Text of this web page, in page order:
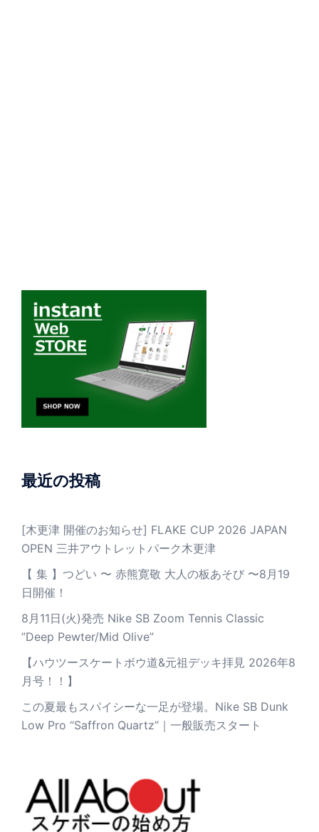
最近の投稿
[木更津 開催のお知らせ] FLAKE CUP 2026 JAPAN
OPEN 三井アウトレットパーク木更津
【 集 】つどい 〜 赤熊寛敬 大人の板あそび 〜8月19
日開催！
8月11日(火)発売 Nike SB Zoom Tennis Classic
”Deep Pewter/Mid Olive”
【ハウツースケートボウ道&元祖デッキ拝見 2026年8
月号！！】
この夏最もスパイシーな一足が登場。Nike SB Dunk
Low Pro “Saffron Quartz”｜一般販売スタート